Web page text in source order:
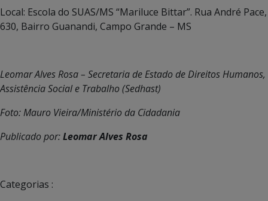
Local: Escola do SUAS/MS “Mariluce Bittar”. Rua André Pace,
630, Bairro Guanandi, Campo Grande – MS
Leomar Alves Rosa – Secretaria de Estado de Direitos Humanos,
Assistência Social e Trabalho (Sedhast)
Foto: Mauro Vieira/Ministério da Cidadania
Publicado por:Leomar Alves Rosa
Categorias :